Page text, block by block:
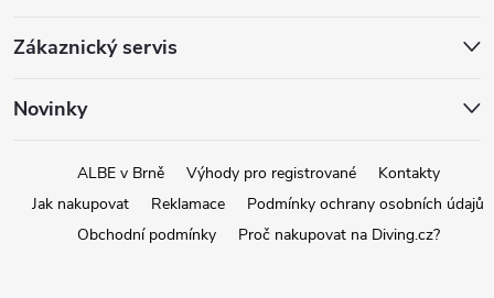
Zákaznický servis
Novinky
ALBE v Brně Výhody pro registrované
Kontakty
Jak nakupovat
Reklamace
Podmínky ochrany osobních údajů
Obchodní podmínky
Proč nakupovat na Diving.cz?